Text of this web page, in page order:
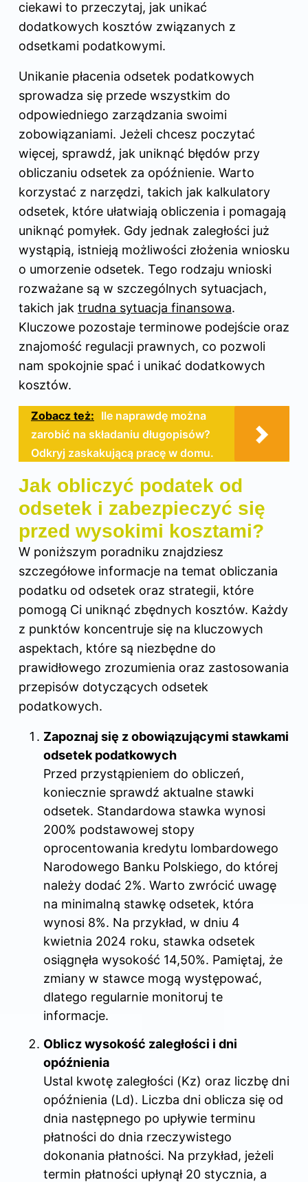
ciekawi to przeczytaj, jak unikać
dodatkowych kosztów związanych z
odsetkami podatkowymi.
Unikanie płacenia odsetek podatkowych
sprowadza się przede wszystkim do
odpowiedniego zarządzania swoimi
zobowiązaniami. Jeżeli chcesz poczytać
więcej, sprawdź, jak uniknąć błędów przy
obliczaniu odsetek za opóźnienie. Warto
korzystać z narzędzi, takich jak kalkulatory
odsetek, które ułatwiają obliczenia i pomagają
uniknąć pomyłek. Gdy jednak zaległości już
wystąpią, istnieją możliwości złożenia wniosku
o umorzenie odsetek. Tego rodzaju wnioski
rozważane są w szczególnych sytuacjach,
takich jak trudna sytuacja finansowa.
Kluczowe pozostaje terminowe podejście oraz
znajomość regulacji prawnych, co pozwoli
nam spokojnie spać i unikać dodatkowych
kosztów.
Zobacz też: Ile naprawdę można
zarobić na składaniu długopisów?
Odkryj zaskakującą pracę w domu.
Jak obliczyć podatek od
odsetek i zabezpieczyć się
przed wysokimi kosztami?
W poniższym poradniku znajdziesz
szczegółowe informacje na temat obliczania
podatku od odsetek oraz strategii, które
pomogą Ci uniknąć zbędnych kosztów. Każdy
z punktów koncentruje się na kluczowych
aspektach, które są niezbędne do
prawidłowego zrozumienia oraz zastosowania
przepisów dotyczących odsetek
podatkowych.
Zapoznaj się z obowiązującymi stawkami
odsetek podatkowych
Przed przystąpieniem do obliczeń,
koniecznie sprawdź aktualne stawki
odsetek. Standardowa stawka wynosi
200% podstawowej stopy
oprocentowania kredytu lombardowego
Narodowego Banku Polskiego, do której
należy dodać 2%. Warto zwrócić uwagę
na minimalną stawkę odsetek, która
wynosi 8%. Na przykład, w dniu 4
kwietnia 2024 roku, stawka odsetek
osiągnęła wysokość 14,50%. Pamiętaj, że
zmiany w stawce mogą występować,
dlatego regularnie monitoruj te
informacje.
Oblicz wysokość zaległości i dni
opóźnienia
Ustal kwotę zaległości (Kz) oraz liczbę dni
opóźnienia (Ld). Liczba dni oblicza się od
dnia następnego po upływie terminu
płatności do dnia rzeczywistego
dokonania płatności. Na przykład, jeżeli
termin płatności upłynął 20 stycznia, a